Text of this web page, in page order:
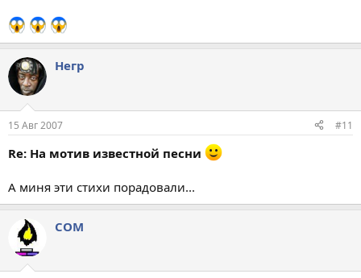
Негр
15 Авг 2007 #11
Re: На мотив известной песни
А миня эти стихи порадовали...
COM